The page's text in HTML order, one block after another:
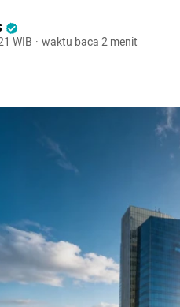
WIB · waktu baca 2 menit